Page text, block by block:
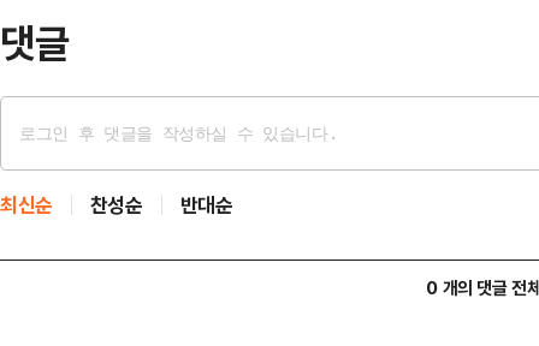
댓글
최신순 찬성순 반대순
0 개의 댓글 전